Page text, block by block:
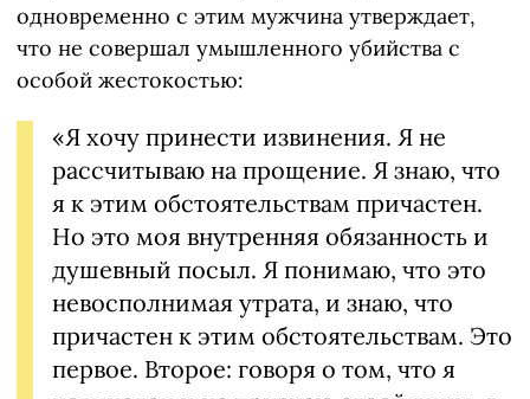
одновременно с этим мужчина утверждает,
что не совершал умышленного убийства с
особой жестокостью:
«Я хочу принести извинения. Я не
рассчитываю на прощение. Я знаю, что
я к этим обстоятельствам причастен.
Но это моя внутренняя обязанность и
душевный посыл. Я понимаю, что это
невосполнимая утрата, и знаю, что
причастен к этим обстоятельствам. Это
первое. Второе: говоря о том, что я